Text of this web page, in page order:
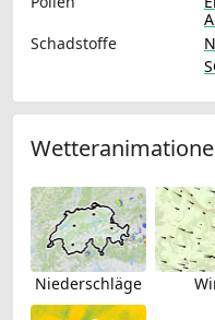
Schadstoffe
Niederschläge